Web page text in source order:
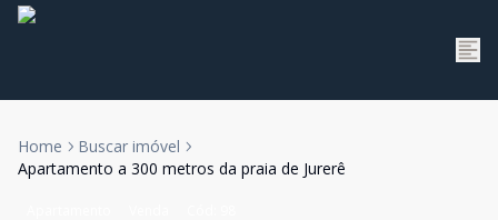
Home
Buscar imóvel
Apartamento a 300 metros da praia de Jurerê